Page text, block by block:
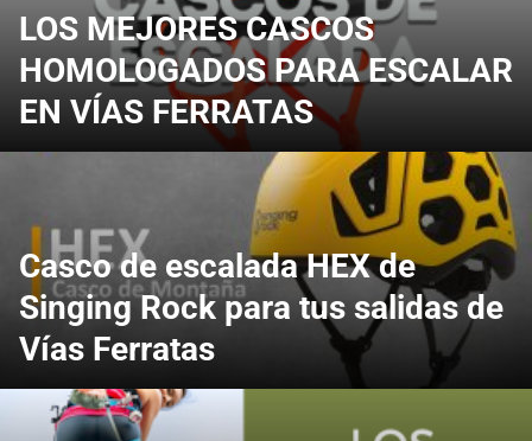
LOS MEJORES CASCOS
HOMOLOGADOS PARA ESCALAR
EN VÍAS FERRATAS
Casco de escalada HEX de
Singing Rock para tus salidas de
Vías Ferratas